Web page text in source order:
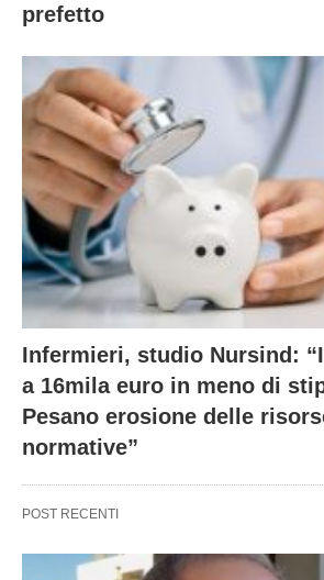
prefetto
Infermieri, studio Nursind:
a 16mila euro in meno di
Pesano erosione delle
normative”
POST RECENTI